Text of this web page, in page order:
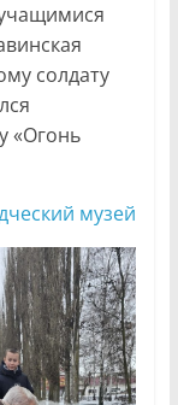
солдату
«Огонь
музей